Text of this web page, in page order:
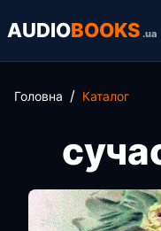
AUDIOBOOKS .ua
Головна Каталог